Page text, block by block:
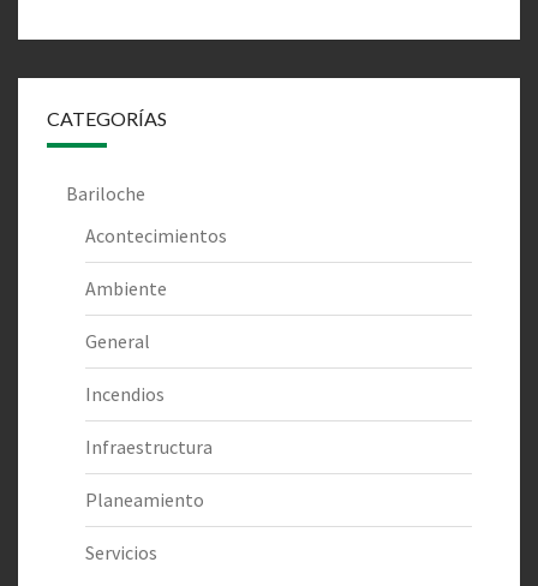
CATEGORÍAS
Bariloche
Acontecimientos
Ambiente
General
Incendios
Infraestructura
Planeamiento
Servicios